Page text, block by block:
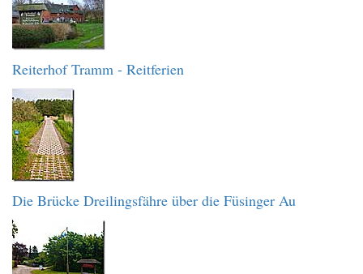
Reiterhof Tramm - Reitferien
Die Brücke Dreilingsfähre über die Füsinger Au